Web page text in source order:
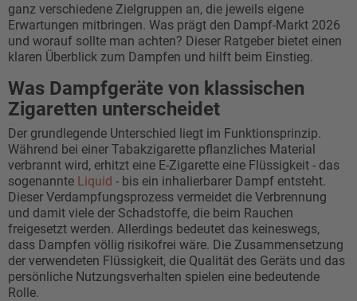
ganz verschiedene Zielgruppen an, die jeweils eigene
Erwartungen mitbringen. Was prägt den Dampf-Markt 2026
und worauf sollte man achten? Dieser Ratgeber bietet einen
klaren Überblick zum Dampfen und hilft beim Einstieg.
Was Dampfgeräte von klassischen
Zigaretten unterscheidet
Der grundlegende Unterschied liegt im Funktionsprinzip.
Während bei einer Tabakzigarette pflanzliches Material
verbrannt wird, erhitzt eine E-Zigarette eine Flüssigkeit - das
sogenannte Liquid - bis ein inhalierbarer Dampf entsteht.
Dieser Verdampfungsprozess vermeidet die Verbrennung
und damit viele der Schadstoffe, die beim Rauchen
freigesetzt werden. Allerdings bedeutet das keineswegs,
dass Dampfen völlig risikofrei wäre. Die Zusammensetzung
der verwendeten Flüssigkeit, die Qualität des Geräts und das
persönliche Nutzungsverhalten spielen eine bedeutende
Rolle.